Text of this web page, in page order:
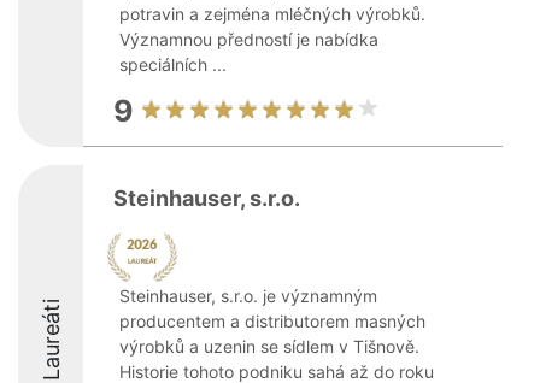
potravin a zejména mléčných výrobků.
Významnou předností je nabídka
speciálních ...
9
Laureáti
Steinhauser, s.r.o.
Steinhauser, s.r.o. je významným
producentem a distributorem masných
výrobků a uzenin se sídlem v Tišnově.
Historie tohoto podniku sahá až do roku